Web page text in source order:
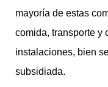
mayoría de estas
comida, transporte y
instalaciones, bien
subsidiada.